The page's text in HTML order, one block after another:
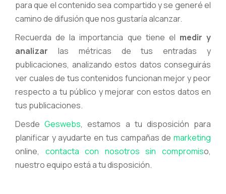
para que el contenido sea compartido y se generé el
camino de difusión que nos gustaría alcanzar.
Recuerda de la importancia que tiene el medir y
analizar las métricas de tus entradas y
publicaciones, analizando estos datos conseguirás
ver cuales de tus contenidos funcionan mejor y peor
respecto a tu público y mejorar con estos datos en
tus publicaciones.
DesdeGeswebs, estamos a tu disposición para
planificar y ayudarte en tus campañas de marketing
online, contacta con nosotros sin compromiso,
nuestro equipo está a tu disposición.